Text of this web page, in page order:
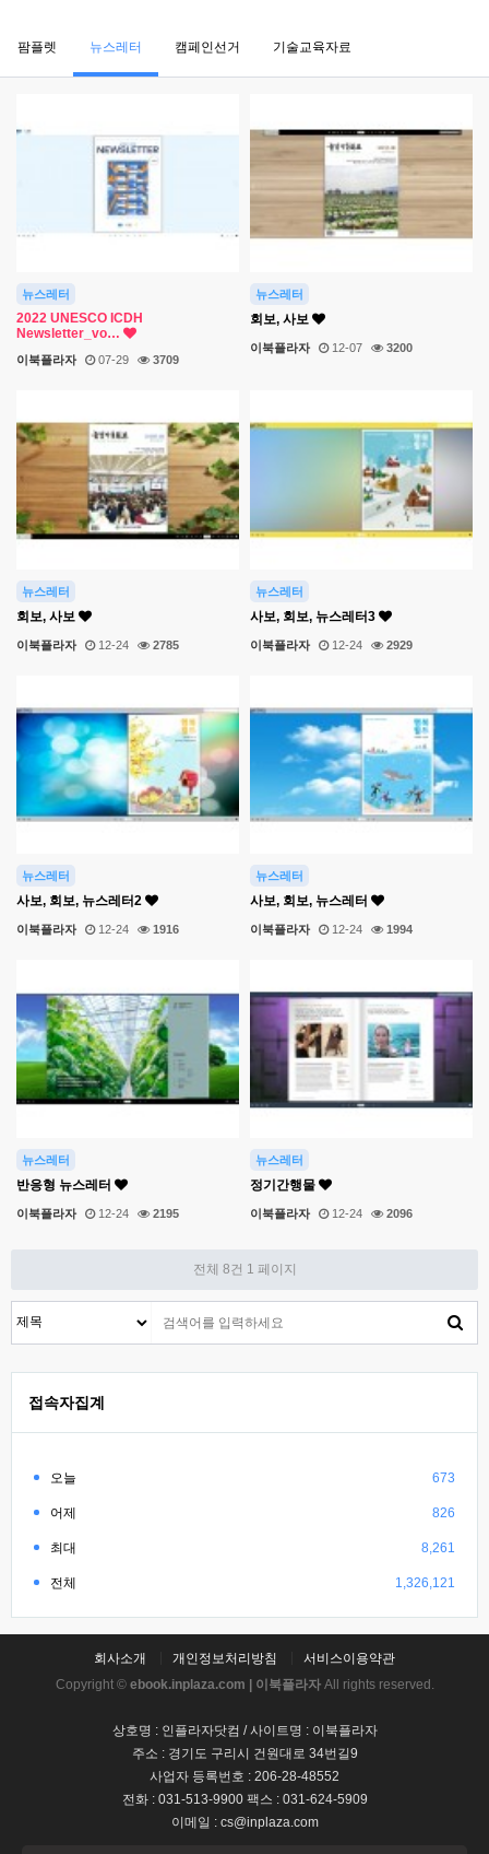
팜플렛 뉴스레터 캠페인선거 기술교육자료
뉴스레터
2022 UNESCO ICDH
Newsletter_vo…
이북플라자 07-29 3709
뉴스레터
회보, 사보
이북플라자 12-07 3200
뉴스레터
회보, 사보
이북플라자 12-24 2785
뉴스레터
사보, 회보, 뉴스레터3
이북플라자 12-24 2929
뉴스레터
사보, 회보, 뉴스레터2
이북플라자 12-24 1916
뉴스레터
사보, 회보, 뉴스레터
이북플라자 12-24 1994
뉴스레터
반응형 뉴스레터
이북플라자 12-24 2195
뉴스레터
정기간행물
이북플라자 12-24 2096
전체 8건 1 페이지
접속자집계
오늘 673
어제 826
최대 8,261
전체 1,326,121
회사소개 개인정보처리방침
서비스이용약관
Copyright © ebook.inplaza.com | 이북플라자All rights reserved.
상호명 : 인플라자닷컴 / 사이트명 : 이북플라자
주소 : 경기도 구리시 건원대로 34번길9
사업자 등록번호 : 206-28-48552
전화 : 031-513-9900 팩스 : 031-624-5909
이메일 : cs@inplaza.com